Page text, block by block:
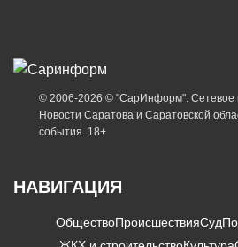
© 2006-2026 © "СарИнформ". Сетевое
Новости Саратова и Саратовской
события. 18+
НАВИГАЦИЯ
ОбществоПроисшествияСуд